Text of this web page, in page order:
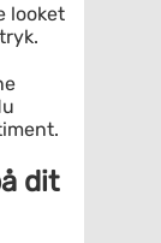
looket
dit